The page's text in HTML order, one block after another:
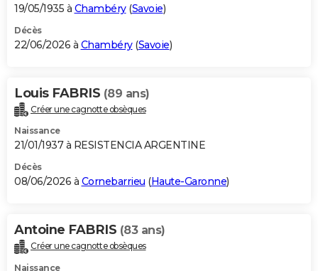
19/05/1935 à Chambéry(Savoie)
Décès
22/06/2026 à Chambéry(Savoie)
Louis FABRIS (89 ans)
Créer une cagnotte obsèques
Naissance
21/01/1937 à RESISTENCIA ARGENTINE
Décès
08/06/2026 à Cornebarrieu (Haute-Garonne)
Antoine FABRIS (83 ans)
Créer une cagnotte obsèques
Naissance